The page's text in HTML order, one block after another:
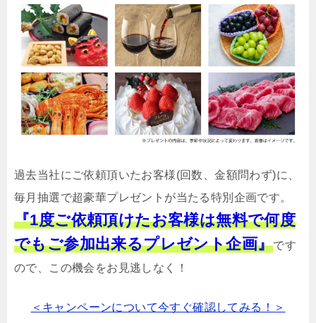
過去当社にご依頼頂いたお客様(回数、金額問わず)に、
毎月抽選で超豪華プレゼントが当たる特別企画です。
『1度ご依頼頂けたお客様は無料で何度
でもご参加出来るプレゼント企画』です
ので、この機会をお見逃しなく！
＜キャンペーンについて今すぐ確認してみる！＞